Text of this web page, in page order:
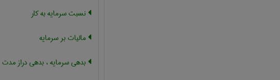
نسبت سرمایه به کار
مالیات بر سرمایه
بدهی سرمایه ، بدهی دراز مدت